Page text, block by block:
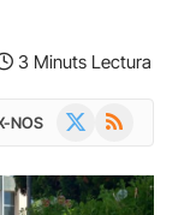
3 Minuts Lectura
NOS RSS